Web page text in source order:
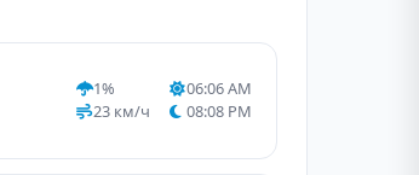
1%
23 км/ч
06:06 AM
08:08 PM